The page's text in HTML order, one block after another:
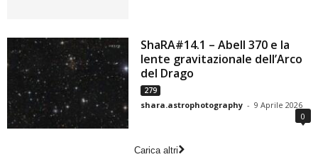
ShaRA#14.1 – Abell 370 e la
lente gravitazionale dell’Arco
del Drago
279
shara.astrophotography - 9 Aprile 2026
0
Carica altri